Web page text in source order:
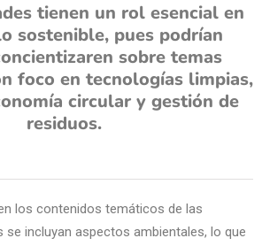
tienen un rol esencial en
sostenible, pues podrían
sobre temas
foco en tecnologías limpias,
circular y gestión de
residuos.
los contenidos temáticos de las
se incluyan aspectos ambientales, lo que